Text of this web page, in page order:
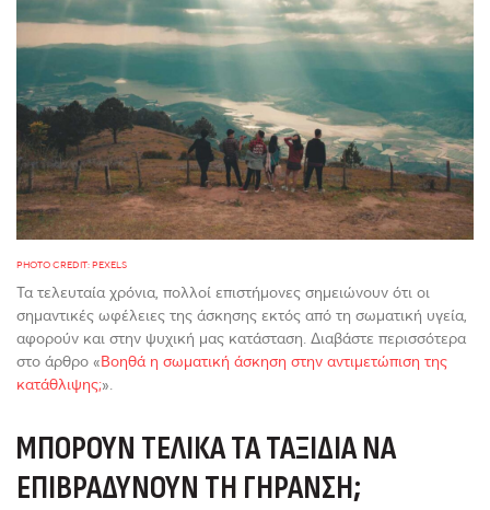
PHOTO CREDIT: PEXELS
Τα τελευταία χρόνια, πολλοί επιστήμονες σημειώνουν ότι οι
σημαντικές ωφέλειες της άσκησης εκτός από τη σωματική υγεία,
αφορούν και στην ψυχική μας κατάσταση. Διαβάστε περισσότερα
στο άρθρο «Βοηθά η σωματική άσκηση στην αντιμετώπιση της
κατάθλιψης;».
ΜΠΟΡΟΎΝ ΤΕΛΙΚΆ ΤΑ ΤΑΞΊΔΙΑ ΝΑ
ΕΠΙΒΡΑΔΎΝΟΥΝ ΤΗ ΓΉΡΑΝΣΗ;